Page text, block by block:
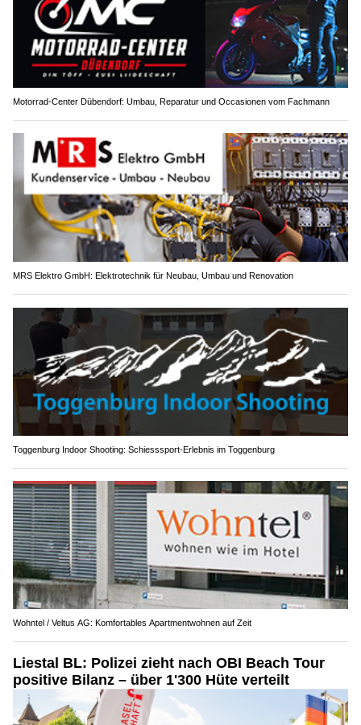
Motorrad-Center Dübendorf: Umbau, Reparatur und Occasionen vom Fachmann
MRS Elektro GmbH: Elektrotechnik für Neubau, Umbau und Renovation
Toggenburg Indoor Shooting: Schiesssport-Erlebnis im Toggenburg
Wohntel / Veltus AG: Komfortables Apartmentwohnen auf Zeit
Liestal BL: Polizei zieht nach OBI Beach Tour
positive Bilanz – über 1'300 Hüte verteilt